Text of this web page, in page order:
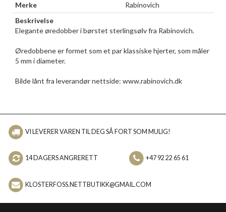
Merke
Rabinovich
Beskrivelse
Elegante øredobber i børstet sterlingsølv fra Rabinovich.
Øredobbene er formet som et par klassiske hjerter, som måler
5 mm i diameter.
Bilde lånt fra leverandør nettside: www.rabinovich.dk
VI LEVERER VAREN TIL DEG SÅ FORT SOM MULIG!
14 DAGERS ANGRERETT +47 92 22 65 61
KLOSTERFOSS.NETTBUTIKK@GMAIL.COM